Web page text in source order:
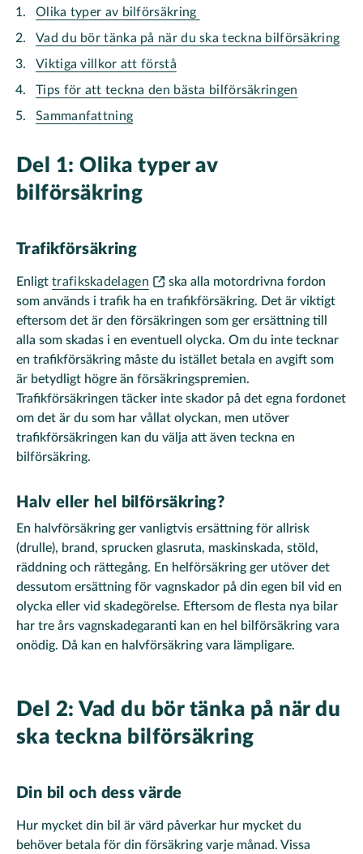
Olika typer av bilförsäkring
Vad du bör tänka på när du ska teckna bilförsäkring
Viktiga villkor att förstå
Tips för att teckna den bästa bilförsäkringen
Sammanfattning
Del 1: Olika typer av
bilförsäkring
Trafikförsäkring
Enligt trafikskadelagen
ska alla motordrivna fordon
som används i trafik ha en trafikförsäkring. Det är viktigt
eftersom det är den försäkringen som ger ersättning till
alla som skadas i en eventuell olycka. Om du inte tecknar
en trafikförsäkring måste du istället betala en avgift som
är betydligt högre än försäkringspremien.
Trafikförsäkringen täcker inte skador på det egna fordonet
om det är du som har vållat olyckan, men utöver
trafikförsäkringen kan du välja att även teckna en
bilförsäkring.
Halv eller hel bilförsäkring?
En halvförsäkring ger vanligtvis ersättning för allrisk
(drulle), brand, sprucken glasruta, maskinskada, stöld,
räddning och rättegång. En helförsäkring ger utöver det
dessutom ersättning för vagnskador på din egen bil vid en
olycka eller vid skadegörelse. Eftersom de flesta nya bilar
har tre års vagnskadegaranti kan en hel bilförsäkring vara
onödig. Då kan en halvförsäkring vara lämpligare.
Del 2: Vad du bör tänka på när du
ska teckna bilförsäkring
Din bil och dess värde
Hur mycket din bil är värd påverkar hur mycket du
behöver betala för din försäkring varje månad. Vissa